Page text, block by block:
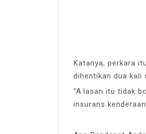
Katanya, perkara
dihentikan dua kali
“A.lasan itu tidak
insurans